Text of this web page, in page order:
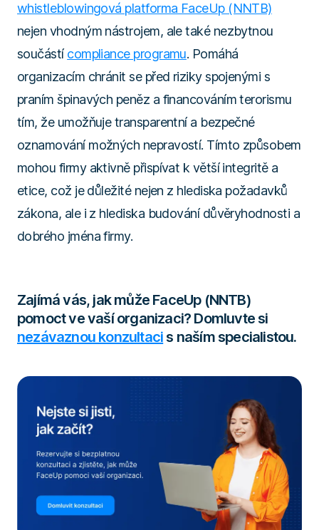
whistleblowingová platforma FaceUp (NNTB)
nejen vhodným nástrojem, ale také nezbytnou
součástícompliance programu. Pomáhá
organizacím chránit se před riziky spojenými s
praním špinavých peněz a financováním terorismu
tím, že umožňuje transparentní a bezpečné
oznamování možných nepravostí. Tímto způsobem
mohou firmy aktivně přispívat k větší integritě a
etice, což je důležité nejen z hlediska požadavků
zákona, ale i z hlediska budování důvěryhodnosti a
dobrého jména firmy.
Zajímá vás, jak může FaceUp (NNTB)
pomoct ve vaší organizaci? Domluvte si
nezávaznou konzultaci s naším specialistou.